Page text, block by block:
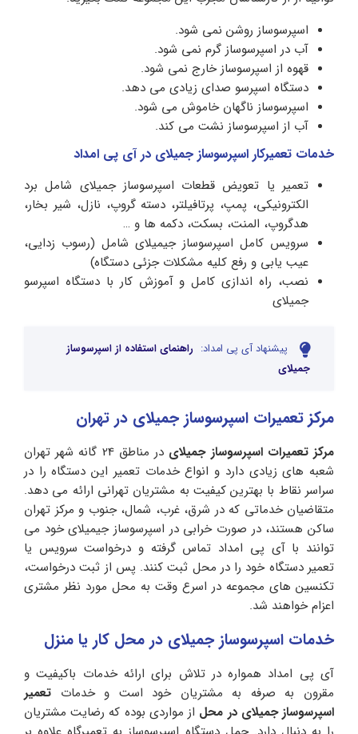
اسپرسوساز روشن نمی شود.
آب در اسپرسوساز گرم نمی شود.
قهوه از اسپرسوساز خارج نمی شود.
دستگاه اسپرسو صدای زیادی می دهد.
اسپرسوساز ناگهان خاموش می شود.
آب از اسپرسوساز نشت می کند.
خدمات تعمیرکار اسپرسوساز جمیلای در آی پی امداد
تعمیر یا تعویض قطعات اسپرسوساز جمیلای شامل برد
الکترونیکی، پمپ، پرتافیلتر، دسته گروپ، نازل، شیر بخار،
هدگروپ، المنت، بسکت، دکمه ها و …
سرویس کامل اسپرسوساز جیمیلای شامل (رسوب زدایی،
عیب یابی و رفع کلیه مشکلات جزئی دستگاه)
نصب، راه اندازی کامل و آموزش کار با دستگاه اسپرسو
جمیلای
پیشنهاد آی پی امداد: راهنمای استفاده از اسپرسوساز
جمیلای
مرکز تعمیرات اسپرسوساز جمیلای در تهران
مرکز تعمیرات اسپرسوساز جمیلای
در مناطق 24 گانه شهر تهران
شعبه های زیادی دارد و انواع خدمات تعمیر این دستگاه را در
سراسر نقاط با بهترین کیفیت به مشتریان تهرانی ارائه می دهد.
متقاضیان خدماتی که در شرق، غرب، شمال، جنوب و مرکز تهران
ساکن هستند، در صورت خرابی در اسپرسوساز جیمیلای خود می
توانند با آی پی امداد تماس گرفته و درخواست سرویس یا
تعمیر دستگاه خود را در محل ثبت کنند. پس از ثبت درخواست،
تکنسین های مجموعه در اسرع وقت به محل مورد نظر مشتری
اعزام خواهند شد.
خدمات اسپرسوساز جمیلای در محل کار یا منزل
آی پی امداد همواره در تلاش برای ارائه خدمات باکیفیت و
مقرون به صرفه به مشتریان خود است و خدمات تعمیر
اسپرسوساز جمیلای در محل از مواردی بوده که رضایت مشتریان